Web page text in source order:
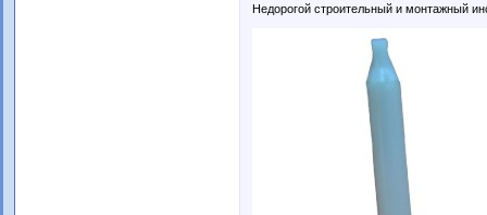
Недорогой строительный и монтажный